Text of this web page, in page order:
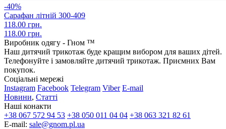
-40%
Сарафан літній 300-409
118.00 грн.
118.00 грн.
Виробник одягу - Гном ™
Наш дитячий трикотаж буде кращим вибором для ваших дітей.
Телефонуйте і замовляйте дитячий трикотаж. Приємних Вам
покупок.
Соціальні мережі
Instagram Facebook Telegram Viber E-mail
Новини, Статті
Наші конакти
+38 067 572 94 53 +38 050 011 04 04 +38 063 321 82 61
E-mail: sale@gnom.pl.ua